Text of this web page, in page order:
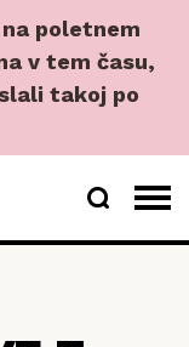
na poletnem
v tem času,
takoj po